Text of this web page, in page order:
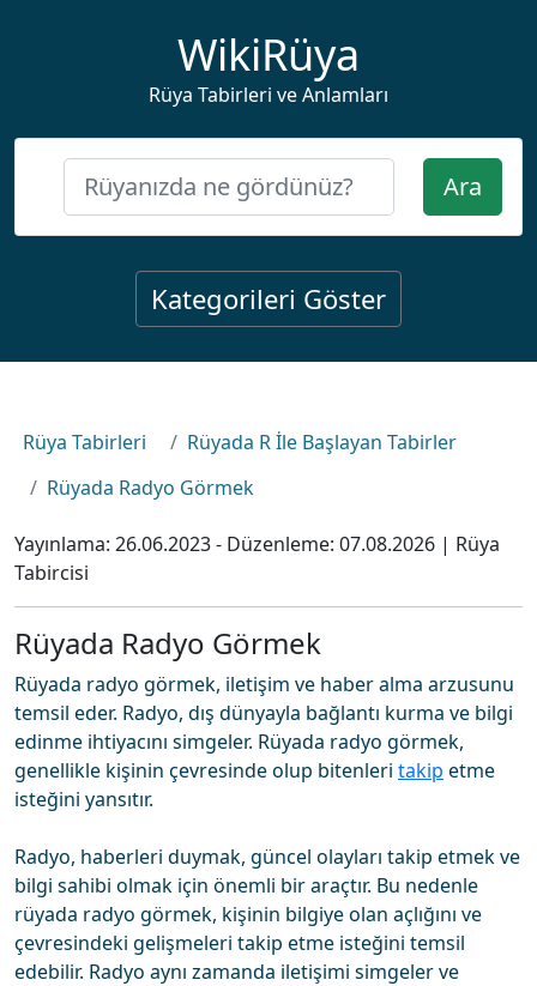
WikiRüya
Rüya Tabirleri ve Anlamları
Ara
Kategorileri Göster
Rüya Tabirleri
Rüyada R İle Başlayan Tabirler
Rüyada Radyo Görmek
Yayınlama: 26.06.2023- Düzenleme: 07.08.2026 | Rüya
Tabircisi
Rüyada Radyo Görmek
Rüyada radyo görmek, iletişim ve haber alma arzusunu
temsil eder. Radyo, dış dünyayla bağlantı kurma ve bilgi
edinme ihtiyacını simgeler. Rüyada radyo görmek,
genellikle kişinin çevresinde olup bitenleri takip etme
isteğini yansıtır.
Radyo, haberleri duymak, güncel olayları takip etmek ve
bilgi sahibi olmak için önemli bir araçtır. Bu nedenle
rüyada radyo görmek, kişinin bilgiye olan açlığını ve
çevresindeki gelişmeleri takip etme isteğini temsil
edebilir. Radyo aynı zamanda iletişimi simgeler ve